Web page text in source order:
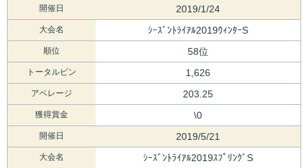
開催日 2019/1/24
大会名 ｼｰｽﾞﾝﾄﾗｲｱﾙ2019ｳｨﾝﾀｰS
順位 58位
トータルピン 1,626
アベレージ 203.25
獲得賞金 \0
開催日 2019/5/21
大会名 ｼｰｽﾞﾝﾄﾗｲｱﾙ2019ｽﾌﾟﾘﾝｸﾞS